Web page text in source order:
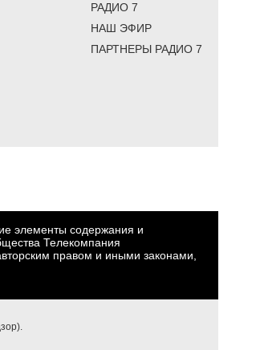
РАДИО 7
НАШ ЭФИР
ПАРТНЕРЫ РАДИО 7
элементы содержания и
Телекомпания
правом и иными законами,